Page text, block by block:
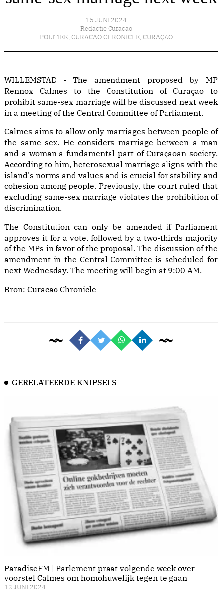
15 JUNI 2024
Redactie Curacao
POLITIEK, CURACAO CHRONICLE, CURAÇAO
WILLEMSTAD - The amendment proposed by MP
Rennox Calmes to the Constitution of Curaçao to
prohibit same-sex marriage will be discussed next week
in a meeting of the Central Committee of Parliament.
Calmes aims to allow only marriages between people of
the same sex. He considers marriage between a man
and a woman a fundamental part of Curaçaoan society.
According to him, heterosexual marriage aligns with the
island's norms and values and is crucial for stability and
cohesion among people. Previously, the court ruled that
excluding same-sex marriage violates the prohibition of
discrimination.
The Constitution can only be amended if Parliament
approves it for a vote, followed by a two-thirds majority
of the MPs in favor of the proposal. The discussion of the
amendment in the Central Committee is scheduled for
next Wednesday. The meeting will begin at 9:00 AM.
Bron: Curacao Chronicle
GERELATEERDE KNIPSELS
ParadiseFM | Parlement praat volgende week over
voorstel Calmes om homohuwelijk tegen te gaan
12 JUNI 2024